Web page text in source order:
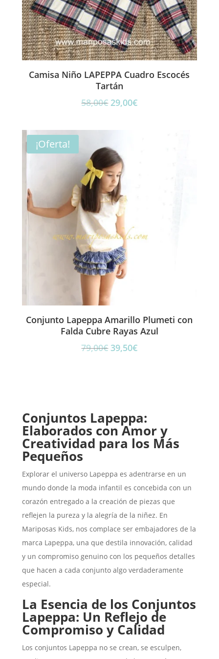
Camisa Niño LAPEPPA Cuadro Escocés
Tartán
58,00€ El
58,00€.
29,00€El
¡Oferta!
Conjunto Lapeppa Amarillo Plumeti con
Falda Cubre Rayas Azul
79,00€El
39,50€El
Conjuntos Lapeppa:
Elaborados con Amor y
Creatividad para los Más
Pequeños
Explorar el universo Lapeppa es adentrarse en un
mundo donde la moda infantil es concebida con un
corazón entregado a la creación de piezas que
reflejen la pureza y la alegría de la niñez. En
Mariposas Kids, nos complace ser embajadores de la
marca Lapeppa, una que destila innovación, calidad
y un compromiso genuino con los pequeños detalles
que hacen a cada conjunto algo verdaderamente
especial.
La Esencia de los Conjuntos
Lapeppa: Un Reflejo de
Compromiso y Calidad
Los conjuntos Lapeppa no se crean, se esculpen,